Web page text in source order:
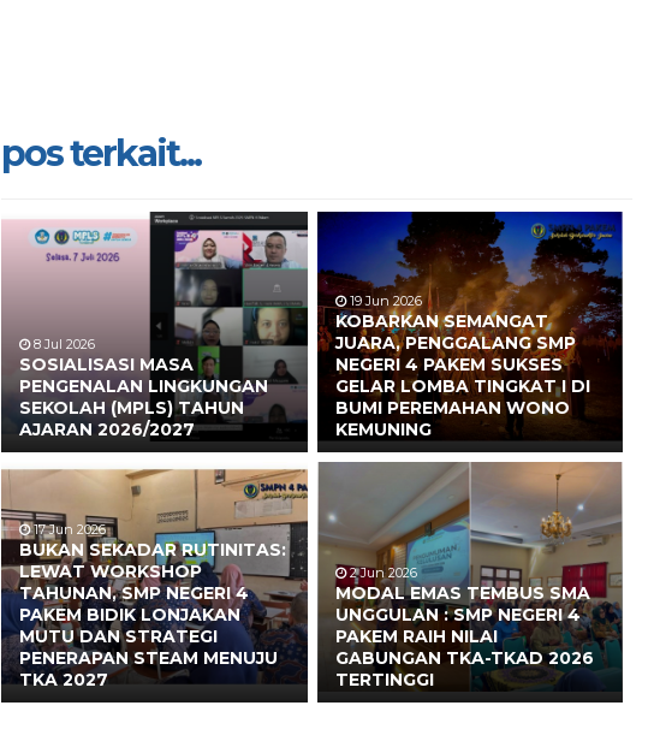
pos terkait...
8 Jul 2026
SOSIALISASI MASA
PENGENALAN LINGKUNGAN
SEKOLAH (MPLS) TAHUN
AJARAN 2026/2027
19 Jun 2026
KOBARKAN SEMANGAT
JUARA, PENGGALANG SMP
NEGERI 4 PAKEM SUKSES
GELAR LOMBA TINGKAT I DI
BUMI PEREMAHAN WONO
KEMUNING
17 Jun 2026
BUKAN SEKADAR RUTINITAS:
LEWAT WORKSHOP
TAHUNAN, SMP NEGERI 4
PAKEM BIDIK LONJAKAN
MUTU DAN STRATEGI
PENERAPAN STEAM MENUJU
TKA 2027
2 Jun 2026
MODAL EMAS TEMBUS SMA
UNGGULAN : SMP NEGERI 4
PAKEM RAIH NILAI
GABUNGAN TKA-TKAD 2026
TERTINGGI